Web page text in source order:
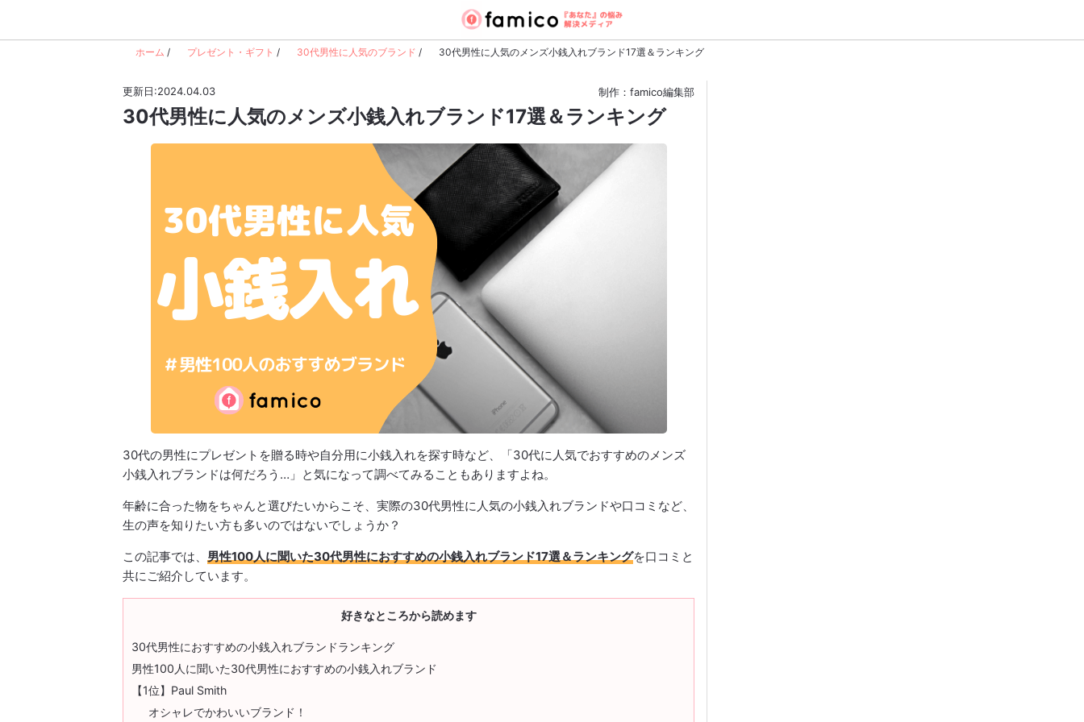
ホーム / プレゼント・ギフト / 30代男性に人気のブランド / 30代男性に人気のメンズ小銭入れブランド17選＆ランキング
更新日:2024.04.03 制作：famico編集部
30代男性に人気のメンズ小銭入れブランド17選＆ランキング
30代の男性にプレゼントを贈る時や自分用に小銭入れを探す時など、「30代に人気でおすすめのメンズ
小銭入れブランドは何だろう…」と気になって調べてみることもありますよね。
年齢に合った物をちゃんと選びたいからこそ、実際の30代男性に人気の小銭入れブランドや口コミなど、
生の声を知りたい方も多いのではないでしょうか？
この記事では、 男性100人に聞いた30代男性におすすめの小銭入れブランド17選＆ランキングを口コミと
共にご紹介しています。
好きなところから読めます
30代男性におすすめの小銭入れブランドランキング
男性100人に聞いた30代男性におすすめの小銭入れブランド
【1位】Paul Smith
オシャレでかわいいブランド！